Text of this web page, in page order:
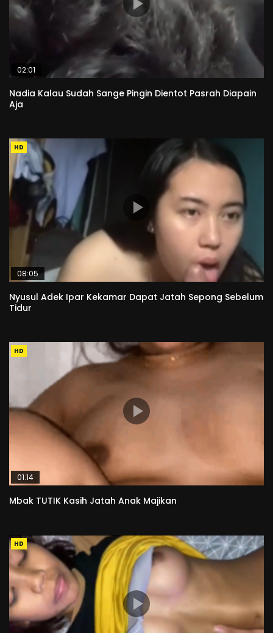
02:01
Nadia Kalau Sudah Sange Pingin Dientot Pasrah Diapain
Aja
HD
08:05
Nyusul Adek Ipar Kekamar Dapat Jatah Sepong Sebelum
Tidur
HD
01:14
Mbak TUTIK Kasih Jatah Anak Majikan
HD